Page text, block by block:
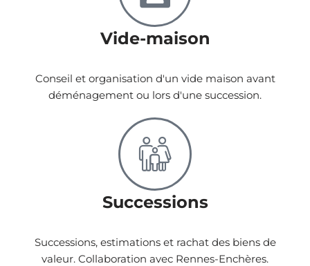
Vide-maison
Conseil et organisation d'un vide maison avant
déménagement ou lors d'une succession.
Successions
Successions, estimations et rachat des biens de
valeur. Collaboration avec Rennes-Enchères.